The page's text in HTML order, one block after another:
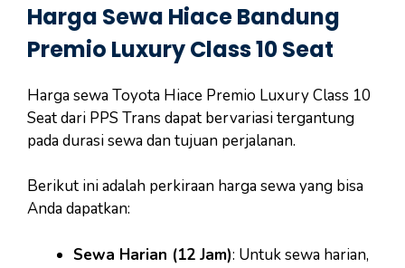
Harga Sewa Hiace Bandung
Premio Luxury Class 10 Seat
Harga sewa Toyota Hiace Premio Luxury Class 10
Seat dari PPS Trans dapat bervariasi tergantung
pada durasi sewa dan tujuan perjalanan.
Berikut ini adalah perkiraan harga sewa yang bisa
Anda dapatkan:
Sewa Harian (12 Jam): Untuk sewa harian,